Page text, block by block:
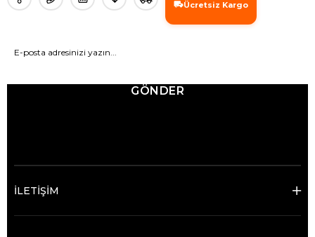
Ücretsiz Kargo
GÖNDER
İLETİŞİM